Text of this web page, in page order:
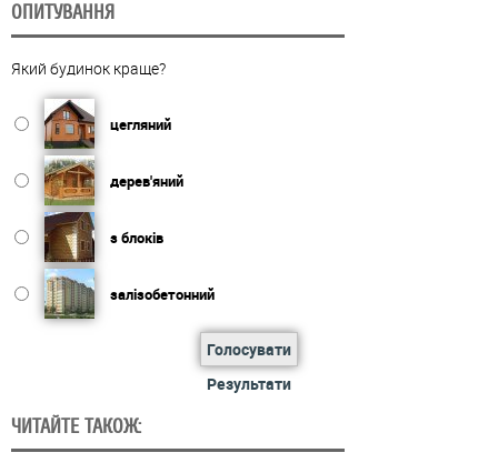
ОПИТУВАННЯ
Який будинок краще?
цегляний
дерев'яний
з блоків
залізобетонний
Голосувати
Результати
ЧИТАЙТЕ ТАКОЖ: